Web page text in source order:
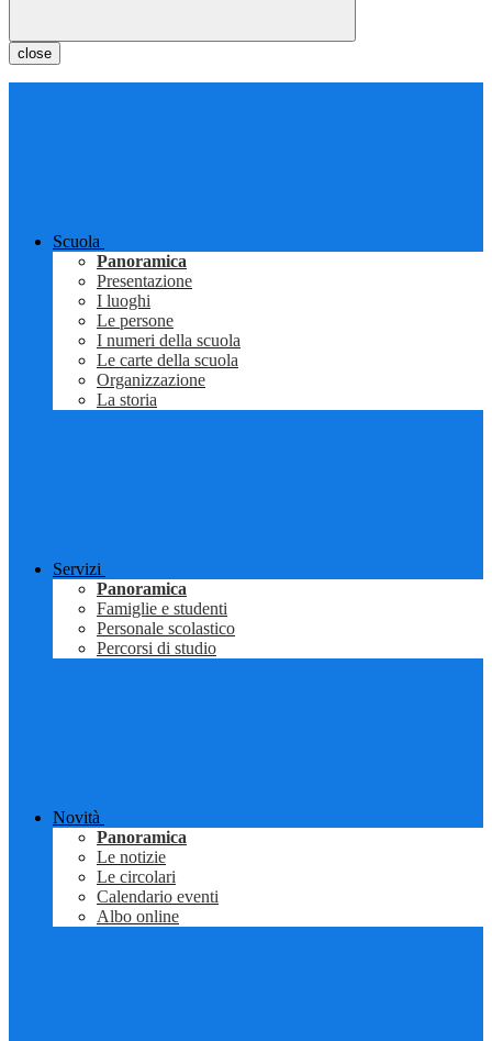
close
Scuola
Panoramica
Presentazione
I luoghi
Le persone
I numeri della scuola
Le carte della scuola
Organizzazione
La storia
Servizi
Panoramica
Famiglie e studenti
Personale scolastico
Percorsi di studio
Novità
Panoramica
Le notizie
Le circolari
Calendario eventi
Albo online